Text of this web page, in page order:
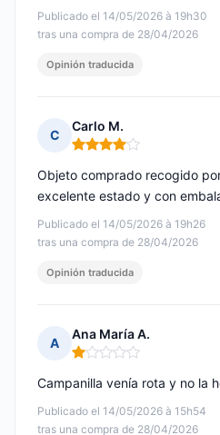
Publicado el 14/05/2026 à 19h30
tras una compra de 28/04/2026
Opinión traducida
C
Carlo M.
Nota: 4 de 5
Publicado el 14/05/2026 à 19h26
tras una compra de 28/04/2026
Objeto comprado recogido
excelente estado y con
Opinión traducida
A
Ana María A.
Nota: 1 de 5
Publicado el 14/05/2026 à 15h54
tras una compra de 28/04/2026
Campanilla venía rota y no la